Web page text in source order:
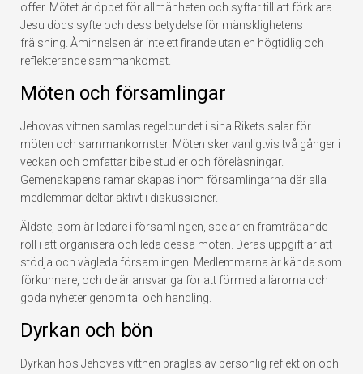
offer. Mötet är öppet för allmänheten och syftar till att förklara
Jesu döds syfte och dess betydelse för mänsklighetens
frälsning. Åminnelsen är inte ett firande utan en högtidlig och
reflekterande sammankomst.
Möten och församlingar
Jehovas vittnen samlas regelbundet i sina Rikets salar för
möten och sammankomster. Möten sker vanligtvis två gånger i
veckan och omfattar bibelstudier och föreläsningar.
Gemenskapens ramar skapas inom församlingarna där alla
medlemmar deltar aktivt i diskussioner.
Äldste, som är ledare i församlingen, spelar en framträdande
roll i att organisera och leda dessa möten. Deras uppgift är att
stödja och vägleda församlingen. Medlemmarna är kända som
förkunnare, och de är ansvariga för att förmedla lärorna och
goda nyheter genom tal och handling.
Dyrkan och bön
Dyrkan hos Jehovas vittnen präglas av personlig reflektion och